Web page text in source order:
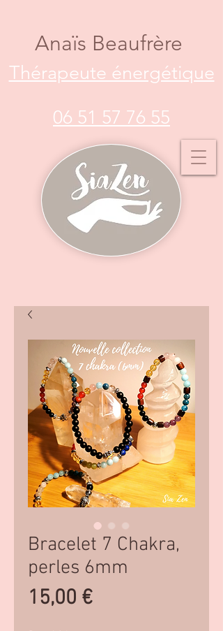
Anaïs Beaufrère
Thérapeute énergétique
06 51 57 76 55
Bracelet 7 Chakra,
perles 6mm
15,00 €Prix